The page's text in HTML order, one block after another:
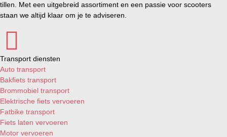
tillen. Met een uitgebreid assortiment en een passie voor scooters
staan we altijd klaar om je te adviseren.
Transport diensten
Auto transport
Bakfiets transport
Brommobiel transport
Elektrische fiets vervoeren
Fatbike transport
Fiets laten vervoeren
Motor vervoeren